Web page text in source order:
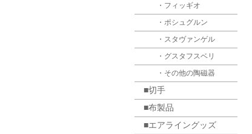
・フィッギオ
・ポシュグルン
・スタヴァンゲル
・グスタフスベリ
・その他の陶磁器
■切手
■布製品
■エアライングッズ